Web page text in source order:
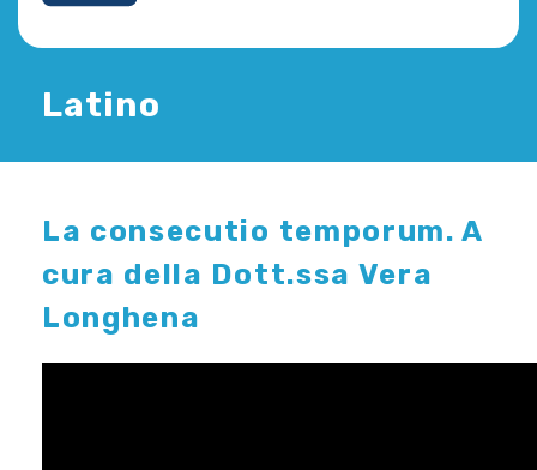
Latino
La consecutio temporum. A
cura della Dott.ssa Vera
Longhena